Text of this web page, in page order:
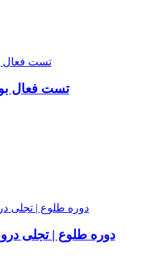
تست فعال
دوره طلوع | تجلی